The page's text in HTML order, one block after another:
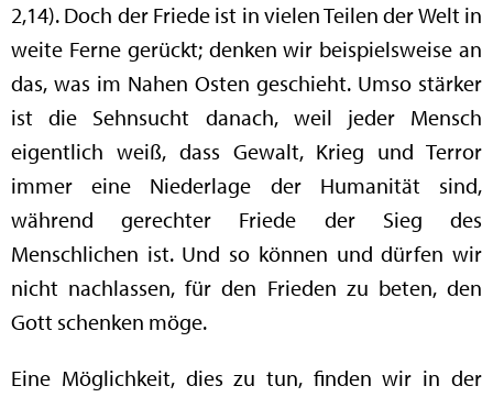
2,14). Doch der Friede ist in vielen Teilen der Welt in
weite Ferne gerückt; denken wir beispielsweise an
das, was im Nahen Osten geschieht. Umso stärker
ist die Sehnsucht danach, weil jeder Mensch
eigentlich weiß, dass Gewalt, Krieg und Terror
immer eine Niederlage der Humanität sind,
während gerechter Friede der Sieg des
Menschlichen ist. Und so können und dürfen wir
nicht nachlassen, für den Frieden zu beten, den
Gott schenken möge.
Eine Möglichkeit, dies zu tun, finden wir in der